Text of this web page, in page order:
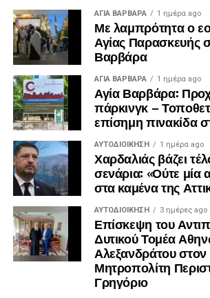
ΓΙΩΡΓΟΣ ΑΥΓΟΥΣΤΙΔΗΣ ΠΡΩΗΝ
ΣΥΜΒΟΥΛΟΙ ΠΕΡΙΣΤΕΡΙΟΥ
ΑΡΓΥΡΗΣ ΑΙΒΑΤΟΓΛΟΥ ΠΡΩΗΝ
ΣΥΜΒΟΥΛΟΙ ΠΕΡΙΣΤΕΡΙΟΥ
ΓΙΑΝΝΗΣ ΚΑΝΤΖΟΣ ΠΡΩΗΝ
ΣΥΜΒΟΥΛΟΣ ΑΙΓΑΛΕΩ
ΒΕΛΕΝΤΖΑΣ ΓΙΩΡΓΟΣ ΠΡΩΗΝ
ΣΥΜΒΟΥΛΟΣ ΧΑΙΔΑΡΙΟΥ
ΔΟΥΜΟΥΡΑ ΔΗΜΗΤΡΑ ΠΡΩΗΝ
ΣΥΜΒΟΥΛΟΣ ΧΑΙΔΑΡΙΟΥ
ΓΙΑΝΝΗΣ ΑΛΕΞΟΠΟΥΛΟΣ ΠΡΩΗΝ
ΣΥΜΒΟΥΛΟΣ ΧΑΙΔΑΡΙΟΥ
ΑΓΙΑ ΒΑΡΒΑΡΑ 1 ημέρα ago
Με λαμπρότητα ο
Αγίας Παρασκευής
Βαρβάρα
ΑΓΙΑ ΒΑΡΒΑΡΑ 1 ημέρα ago
Αγία Βαρβάρα:
πάρκινγκ –
επίσημη πινακίδα
ΑΥΤΟΔΙΟΊΚΗΣΗ 1 ημέρα ago
Χαρδαλιάς βάζει
σενάρια: «Ούτε μία
στα καμένα της
ΑΥΤΟΔΙΟΊΚΗΣΗ 3 ημέρες ago
Επίσκεψη του
Δυτικού Τομέα
Αλεξανδράτου
Μητροπολίτη
Γρηγόριο